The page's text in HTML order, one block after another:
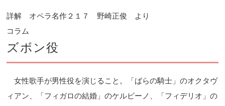
詳解 オペラ名作２１７ 野崎正俊 より
コラム
ズボン役
女性歌手が男性役を演じること。「ばらの騎士」のオクタヴ
ィアン、「フィガロの結婚」のケルビーノ、「フィデリオ」の